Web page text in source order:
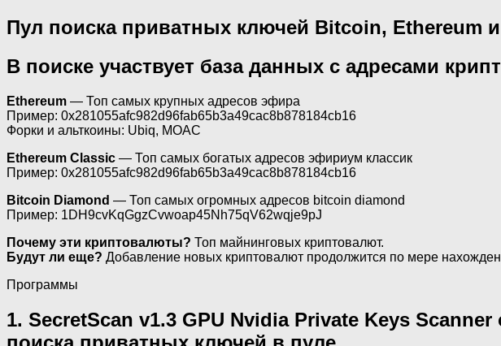
Пул поиска приватных ключей Bitcoin, Ethereum
В поиске участвует база данных с адресами
Ethereum — Топ самых крупных адресов эфира
Пример: 0x281055afc982d96fab65b3a49cac8b878184cb16
Форки и альткоины: Ubiq, MOAC
Ethereum Сlassic — Топ самых богатых адресов эфириум классик
Пример: 0x281055afc982d96fab65b3a49cac8b878184cb16
Bitcoin Diamond — Топ самых огромных адресов bitcoin diamond
Пример: 1DH9cvKqGgzCvwoap45Nh75qV62wqje9pJ
Почему эти криптовалюты? Топ майнинговых криптовалют.
Будут ли еще? Добавление новых криптовалют продолжится по мере
Программы
1. SecretScan v1.3 GPU Nvidia Private Keys